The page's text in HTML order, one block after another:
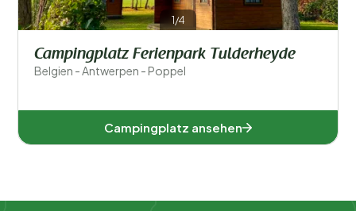
1/4
Campingplatz Ferienpark Tulderheyde
Belgien - Antwerpen - Poppel
Campingplatz ansehen